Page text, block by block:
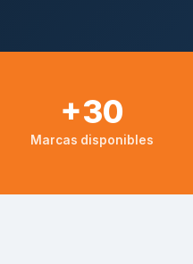
+30
Marcas disponibles